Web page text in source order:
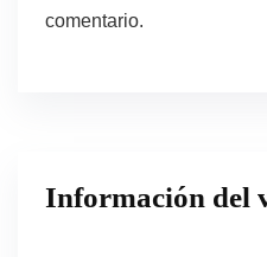
comentario.
Información del